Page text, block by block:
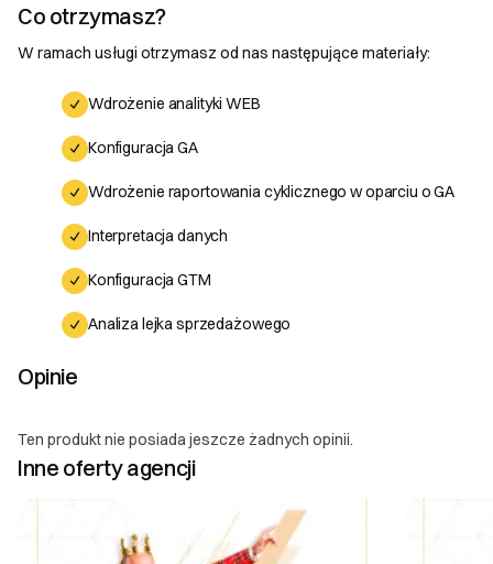
Co otrzymasz?
W ramach usługi otrzymasz od nas następujące materiały:
Wdrożenie analityki WEB
Konfiguracja GA
Wdrożenie raportowania cyklicznego w oparciu o GA
Interpretacja danych
Konfiguracja GTM
Analiza lejka sprzedażowego
Opinie
Ten produkt nie posiada jeszcze żadnych opinii.
Inne oferty agencji